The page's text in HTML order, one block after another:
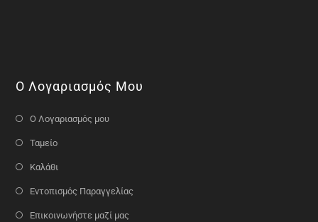
Ο Λογαριασμός Μου
Ο Λογαριασμός μου
Ταμείο
Καλάθι
Εντοπισμός Παραγγελίας
Επικοινωνήστε μαζί μας